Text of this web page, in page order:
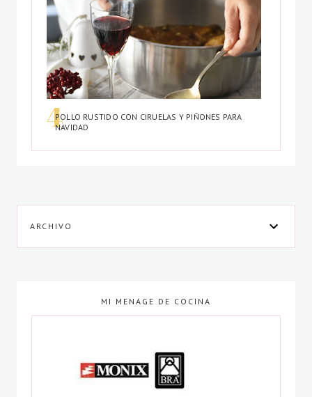
POLLO RUSTIDO CON CIRUELAS Y PIÑONES PARA
NAVIDAD
ARCHIVO
MI MENAGE DE COCINA